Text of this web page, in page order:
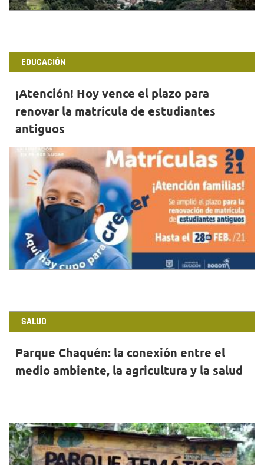
EDUCACIÓN
¡Atención! Hoy vence el plazo para
renovar la matrícula de estudiantes
antiguos
28•FEB•2021
La actualización de la información permitirá que los
estudiantes de los colegios públicos continúen
recibiendo los apoyos alimentarios durante el 2021.
SALUD
Parque Chaquén: la conexión entre el
medio ambiente, la agricultura y la salud
28•FEB•2021
En esta finca de la Subred Sur, se aborda la